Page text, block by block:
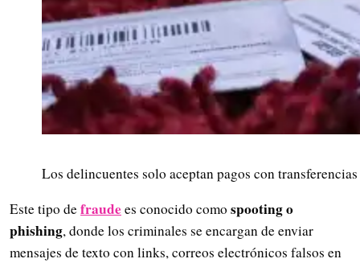
Los delincuentes solo aceptan pagos con
Este tipo defraudees conocido como spooting o
phishing, donde los criminales se encargan de enviar
mensajes de texto con links, correos electrónicos falsos en